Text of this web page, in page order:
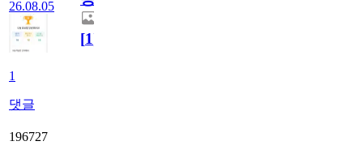
26.08.05
1
댓글
[1]
196727